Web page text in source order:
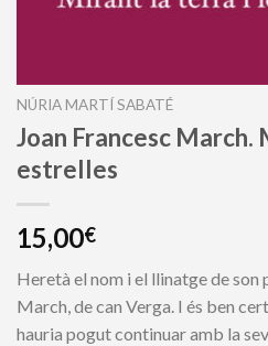
NÚRIA MARTÍ SABATÉ
Joan Francesc
estrelles
15,00€
Heretà el nom i el llinatge de son
March, de can Verga. I és ben
hauria pogut continuar amb la